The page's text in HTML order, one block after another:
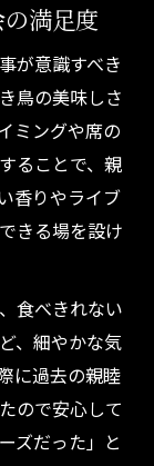
満足度
が意識すべき
鳥の美味しさ
ミングや席の
ることで、親
香りやライブ
きる場を設け
食べきれない
、細やかな気
に過去の親睦
ので安心して
ズだった」と